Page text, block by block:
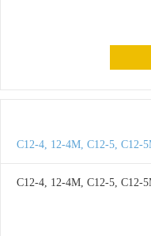
С12-4, 12-4М, С12-5, С12-
С12-4, 12-4М, С12-5, С12-